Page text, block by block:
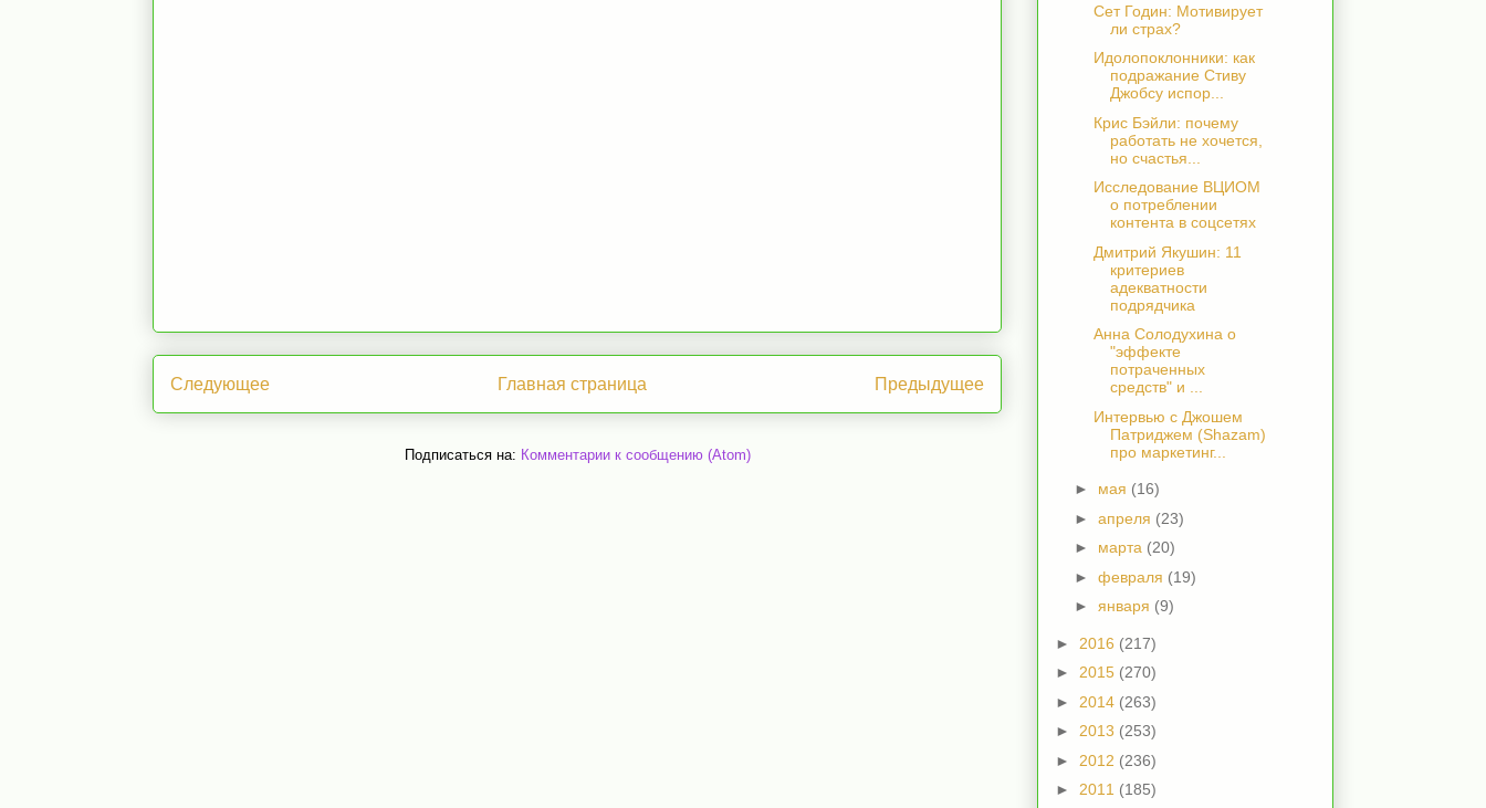
Следующее Предыдущее
Главная страница
Подписаться на: Комментарии к сообщению (Atom)
Сет Годин: Мотивирует
ли страх?
Идолопоклонники: как
подражание Стиву
Джобсу испор...
Крис Бэйли: почему
работать не хочется,
но счастья...
Исследование ВЦИОМ
о потреблении
контента в соцсетях
Дмитрий Якушин: 11
критериев
адекватности
подрядчика
Анна Солодухина о
"эффекте
потраченных
средств" и ...
Интервью с Джошем
Патриджем (Shazam)
про маркетинг...
► мая (16)
► апреля (23)
► марта (20)
► февраля (19)
► января (9)
► 2016 (217)
► 2015 (270)
► 2014 (263)
► 2013 (253)
► 2012 (236)
► 2011 (185)